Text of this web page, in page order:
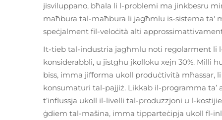
jisviluppano, bħala li l-problemi ma jinkbesru
maħbura tal-maħbura li jagħmlu is-sistema
speċjalment fil-veloċità alti
It-tieb tal-industria jagħmlu noti regolarment li
konsiderabbli, u jistgħu jkolloku xejn 30%. Milli
biss, imma jifforma ukoll produċtività
konsumaturi tal-pajjiż. Likkab il-programma ta’
t’influssja ukoll il-livelli tal-produzzjoni u l-
ġdiem tal-mašina, imma tipparteċipja ukoll fl-